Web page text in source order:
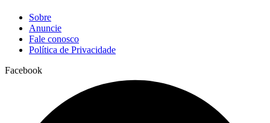
Sobre
Anuncie
Fale conosco
Política de Privacidade
Facebook